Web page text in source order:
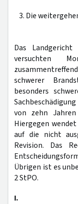
3. Die
Das
versuchten
schwerer
besonders
von zehn
Hiergegen
auf die nicht
Revision. Das
Übrigen ist es
2 StPO.
I.